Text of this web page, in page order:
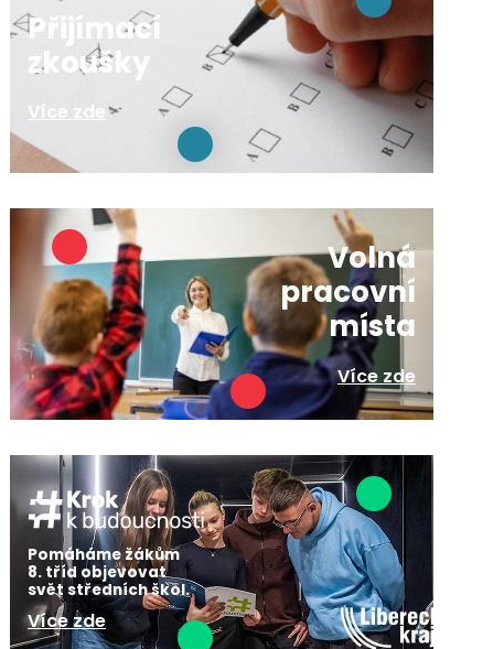
Přijímací
zkoušky
Více zde
Volná
pracovní
místa
Více zde
Pomáháme žákům
8. tříd objevovat
svět středních škol.
Více zde